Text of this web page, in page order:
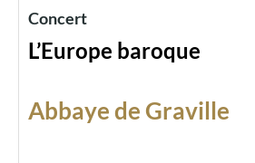
Concert
L’Europe baroque
Abbaye de Graville